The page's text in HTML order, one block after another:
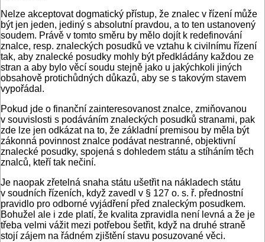
Nelze akceptovat dogmatický přístup, že znalec v řízení může
být jen jeden, jediný s absolutní pravdou, a to ten ustanovený
soudem. Právě v tomto směru by mělo dojít k redefinování
znalce, resp. znaleckých posudků ve vztahu k civilnímu řízení
tak, aby znalecké posudky mohly být předkládány každou ze
stran a aby bylo věcí soudu stejně jako u jakýchkoli jiných
obsahově protichůdných důkazů, aby se s takovým stavem
vypořádal.
Pokud jde o finanční zainteresovanost znalce, zmiňovanou
v souvislosti s podáváním znaleckých posudků stranami, pak
zde lze jen odkázat na to, že základní premisou by měla být
zákonná povinnost znalce podávat nestranné, objektivní
znalecké posudky, spojená s dohledem státu a stíháním těch
znalců, kteří tak nečiní.
Je naopak zřetelná snaha státu ušetřit na nákladech státu
v soudních řízeních, když zavedl v § 127 o. s. ř. přednostní
pravidlo pro odborné vyjádření před znaleckým posudkem.
Bohužel ale i zde platí, že kvalita zpravidla není levná a že je
třeba velmi vážit mezi potřebou šetřit, když na druhé straně
stojí zájem na řádném zjištění stavu posuzované věci.